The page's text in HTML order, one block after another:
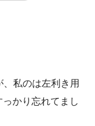
私のは左利き用
かり忘れてまし